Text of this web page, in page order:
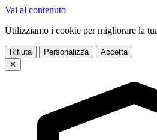
Vai al contenuto
Utilizziamo i cookie per migliorare la
Rifiuta Personalizza
Accetta
✕